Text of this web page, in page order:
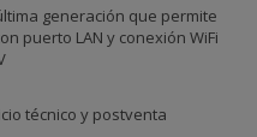
generación que permite
puerto LAN y conexión WiFi
técnico y postventa